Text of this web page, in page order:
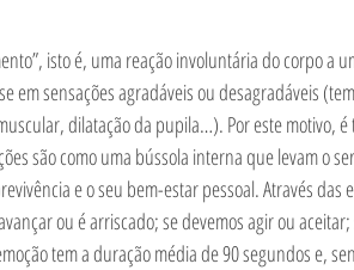
isto é, uma reação involuntária do corpo a
sensações agradáveis ou desagradáveis
dilatação da pupila…). Por este motivo,
são como uma bússola interna que levam o
e o seu bem-estar pessoal. Através das
ou é arriscado; se devemos agir ou
tem a duração média de 90 segundos e,